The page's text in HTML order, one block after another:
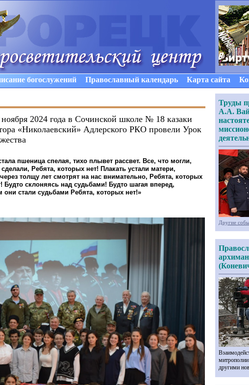
богослужений Православный календарь Карта сайта
2024 года в Сочинской школе № 18 казаки
«Николаевский» Адлерского РКО провели Урок
пшеница спелая, тихо плывет рассвет. Все, что могли,
Ребята, которых нет! Плакать устали матери,
толщу лет смотрят на нас внимательно, Ребята, которых
Будто склоняясь над судьбами! Будто шагая вперед,
они стали судьбами Ребята, которых нет!»
Труды
А.А.
Другие
другими